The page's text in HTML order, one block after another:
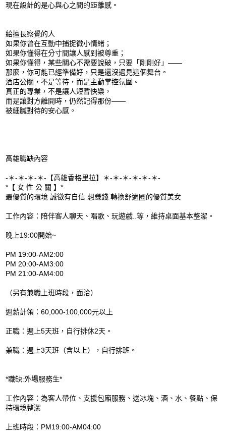
現在設計的是心與心之間的距離感。
給擅長察覺的人
如果你曾在互動中捕捉微小情緒；
如果你懂得在分寸間讓人感到被尊重；
如果你懂得，某些關心不需要說破，只要「剛剛好」——
那麼，你可能已經準備好，只是還沒遇見這個舞台。
酒店公關，不是等待，而是主動掌控氛圍。
真正的專業，不是讓人短暫快樂，
而是讓對方離開時，仍然記得那份——
被細膩對待的安心感。
高雄職缺內容
-＊-＊-＊-＊-【高雄香格里拉】＊-＊-＊-＊-＊-＊-
*【 女 性 公 關 】*
最優質的環境 誠徵有自信 想賺錢 轉換舒適圈的優質美女
工作內容：陪伴客人聊天、唱歌、玩遊戲..等，維持桌面基本整潔。
晚上19:00開始~
PM 19:00-AM2:00
PM 20:00-AM3:00
PM 21:00-AM4:00
（另有兼職上班時段，面洽）
週薪計領：60,000-100,000元以上
正職：週上5天班，自行排休2天。
兼職：週上3天班（含以上），自行排班。
*職缺:外場服務生*
工作內容：為客人帶位、支援包廂服務、送冰塊、酒、水、餐點、保
持環境整潔
上班時段：PM19:00-AM04:00